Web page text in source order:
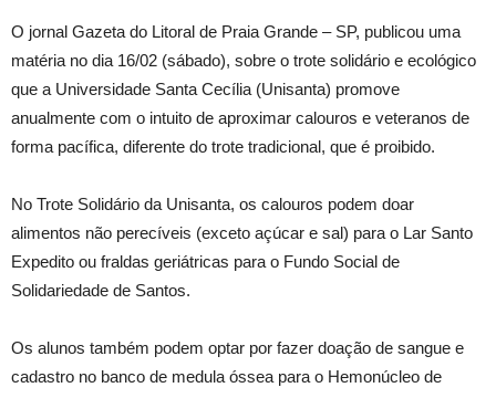
O jornal Gazeta do Litoral de Praia Grande – SP, publicou uma
matéria no dia 16/02 (sábado), sobre o trote solidário e ecológico
que a Universidade Santa Cecília (Unisanta) promove
anualmente com o intuito de aproximar calouros e veteranos de
forma pacífica, diferente do trote tradicional, que é proibido.
No Trote Solidário da Unisanta, os calouros podem doar
alimentos não perecíveis (exceto açúcar e sal) para o Lar Santo
Expedito ou fraldas geriátricas para o Fundo Social de
Solidariedade de Santos.
Os alunos também podem optar por fazer doação de sangue e
cadastro no banco de medula óssea para o Hemonúcleo de